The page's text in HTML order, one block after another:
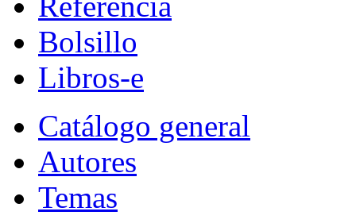
Bolsillo
Libros-e
Catálogo general
Autores
Temas